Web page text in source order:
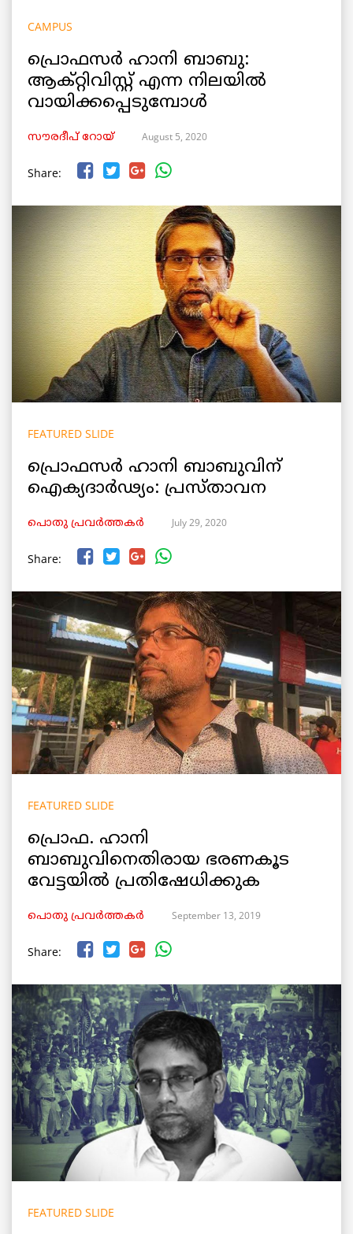
CAMPUS
പ്രൊഫസർ ഹാനി ബാബു:
ആക്റ്റിവിസ്റ്റ് എന്ന നിലയിൽ
വായിക്കപ്പെടുമ്പോൾ
സൗരദീപ് റോയ് August 5, 2020
Share:
FEATURED SLIDE
പ്രൊഫസർ ഹാനി ബാബുവിന്
ഐക്യദാർഢ്യം: പ്രസ്താവന
പൊതു പ്രവർത്തകർ July 29, 2020
Share:
FEATURED SLIDE
പ്രൊഫ. ഹാനി
ബാബുവിനെതിരായ ഭരണകൂട
വേട്ടയില്‍ പ്രതിഷേധിക്കുക
പൊതു പ്രവർത്തകർ September 13, 2019
Share:
FEATURED SLIDE